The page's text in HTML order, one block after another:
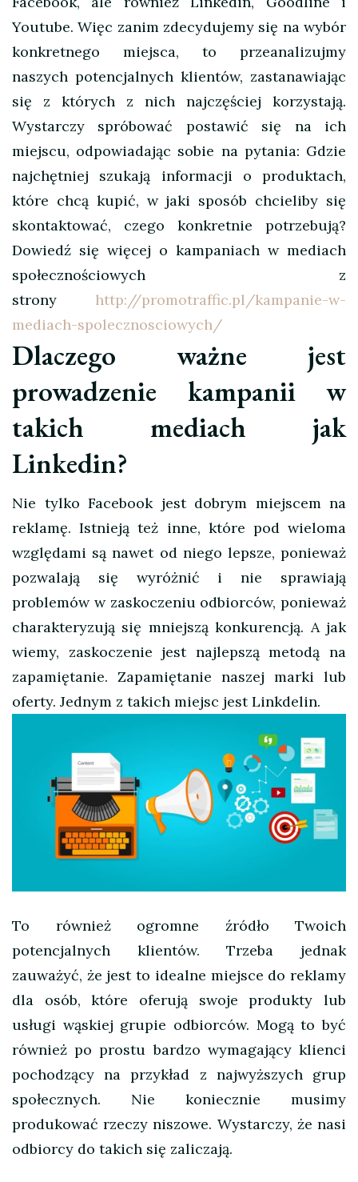
Youtube. Więc zanim zdecydujemy się na wybór
konkretnego miejsca, to przeanalizujmy
naszych potencjalnych klientów, zastanawiając
się z których z nich najczęściej korzystają.
Wystarczy spróbować postawić się na ich
miejscu, odpowiadając sobie na pytania: Gdzie
najchętniej szukają informacji o produktach,
które chcą kupić, w jaki sposób chcieliby się
skontaktować, czego konkretnie potrzebują?
Dowiedź się więcej o kampaniach w mediach
społecznościowych z
strony http://promotraffic.pl/kampanie-w-
mediach-spolecznosciowych/
Dlaczego ważne jest
prowadzenie kampanii w
takich mediach jak
Linkedin?
Nie tylko Facebook jest dobrym miejscem na
reklamę. Istnieją też inne, które pod wieloma
względami są nawet od niego lepsze, ponieważ
pozwalają się wyróżnić i nie sprawiają
problemów w zaskoczeniu odbiorców, ponieważ
charakteryzują się mniejszą konkurencją. A jak
wiemy, zaskoczenie jest najlepszą metodą na
zapamiętanie. Zapamiętanie naszej marki lub
oferty. Jednym z takich miejsc jest Linkdelin.
To również ogromne źródło Twoich
potencjalnych klientów. Trzeba jednak
zauważyć, że jest to idealne miejsce do reklamy
dla osób, które oferują swoje produkty lub
usługi wąskiej grupie odbiorców. Mogą to być
również po prostu bardzo wymagający klienci
pochodzący na przykład z najwyższych grup
społecznych. Nie koniecznie musimy
produkować rzeczy niszowe. Wystarczy, że nasi
odbiorcy do takich się zaliczają.